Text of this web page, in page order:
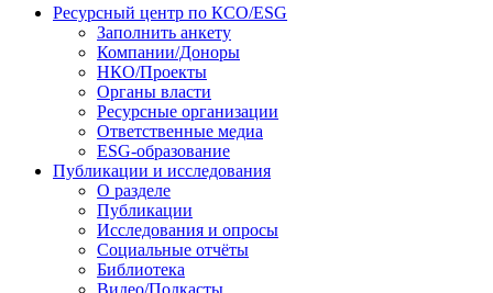
Перейти
содержимому
Ресурсный центр по КСО/ESG
Заполнить анкету
Компании/Доноры
НКО/Проекты
Органы власти
Ресурсные организации
Ответственные медиа
ESG-образование
Публикации и исследования
О разделе
Публикации
Исследования и опросы
Социальные отчёты
Библиотека
Видео/Подкасты